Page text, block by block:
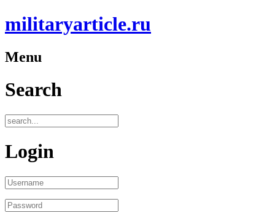
militaryarticle.ru
Menu
Search
Login